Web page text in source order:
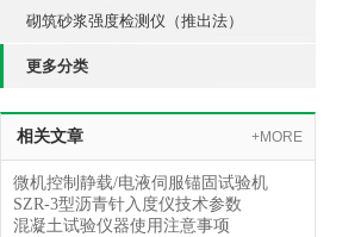
砌筑砂浆强度检测仪（推出法）
更多分类
相关文章 +MORE
微机控制静载/电液伺服锚固试验机
SZR-3型沥青针入度仪技术参数
混凝土试验仪器使用注意事项